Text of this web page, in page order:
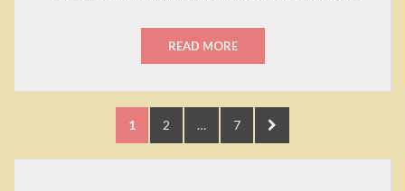
READ MORE
Seitennummerierung
PAGE
1 PAGE
2 … PAGE
7
NEXT
PAGE